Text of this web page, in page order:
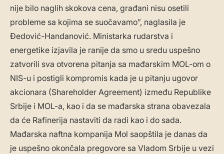
nije bilo naglih skokova cena, građani nisu osetili
probleme sa kojima se suočavamo”, naglasila je
Đedović-Handanović. Ministarka rudarstva i
energetike izjavila je ranije da smo u sredu uspešno
zatvorili sva otvorena pitanja sa mađarskim MOL-om o
NIS-u i postigli kompromis kada je u pitanju ugovor
akcionara (Shareholder Agreement) između Republike
Srbije i MOL-a, kao i da se mađarska strana obavezala
da će Rafinerija nastaviti da radi kao i do sada.
Mađarska naftna kompanija Mol saopštila je danas da
je uspešno okončala pregovore sa Vladom Srbije u vezi